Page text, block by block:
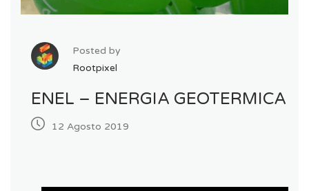
Posted by
Rootpixel
ENEL – ENERGIA GEOTERMICA
12 Agosto 2019